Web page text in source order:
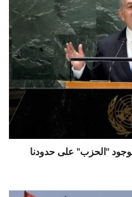
"الحزب" على حدودنا